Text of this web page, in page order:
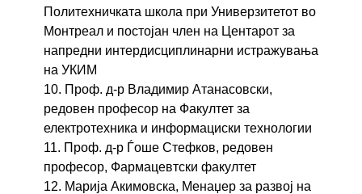
Политехничката школа при Универзитетот во
Монтреал и постојан член на Центарот за
напредни интердисциплинарни истражувања
на УКИМ
10. Проф. д-р Владимир Атанасовски,
редовен професор на Факултет за
електротехника и информациски технологии
11. Проф. д-р Ѓоше Стефков, редовен
професор, Фармацевтски факултет
12. Марија Акимовска, Менаџер за развој на